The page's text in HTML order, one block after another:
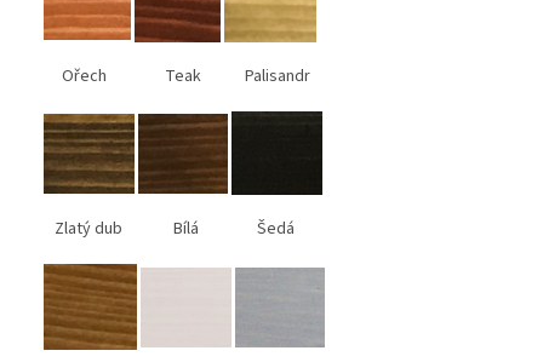
Ořech Teak Palisandr
Zlatý dub Bílá Šedá